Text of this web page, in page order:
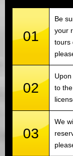
01
Be
your
tours
02
to
03
We